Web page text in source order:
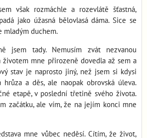
však rozmáchle a rozevlátě šťastná,
jako úžasná bělovlasá dáma. Sice se
mladým duchem.
jsem tady. Nemusím zvát nezvanou
životem mne přirozeně dovedla až sem a
stav je naprosto jiný, než jsem si kdysi
hrůza a děs, ale naopak obrovská úleva.
etapě, v poslední třetině svého života.
začátku, ale vím, že na jejím konci mne
mne vůbec neděsí. Cítím, že život,